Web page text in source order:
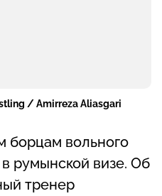
/ Amirreza Aliasgari
борцам вольного
румынской визе. Об
тренер